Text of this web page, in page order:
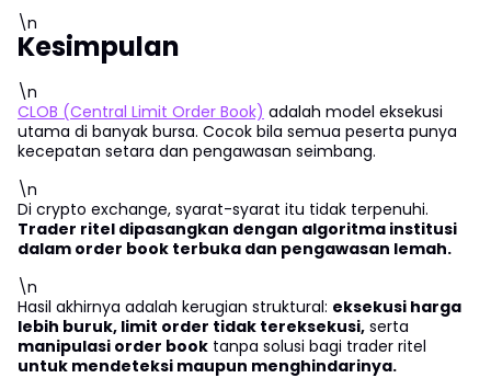
\n
Kesimpulan
\n
CLOB (Central Limit Order Book) adalah model eksekusi
utama di banyak bursa. Cocok bila semua peserta punya
kecepatan setara dan pengawasan seimbang.
\n
Di crypto exchange, syarat-syarat itu tidak terpenuhi.
Trader ritel dipasangkan dengan algoritma institusi
dalam order book terbuka dan pengawasan lemah.
\n
Hasil akhirnya adalah kerugian struktural: eksekusi harga
lebih buruk, limit order tidak tereksekusi, serta
manipulasi order book tanpa solusi bagi trader ritel
untuk mendeteksi maupun menghindarinya.